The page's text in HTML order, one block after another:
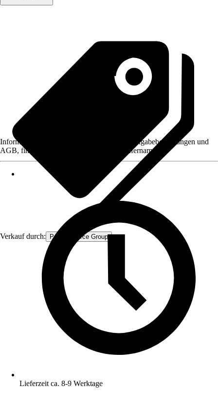
Verkauf durch: Procommerce Group
Informationen des Verkäufers, wie z. B. Rückgabebedingungen und
AGB, finden Sie bei Klick auf den Verkäufernamen.
Lieferzeit ca. 8-9 Werktage